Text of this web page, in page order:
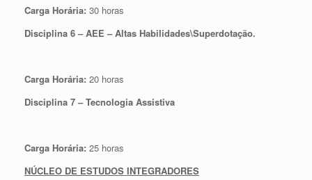
Carga Horária: 30 horas
Disciplina 6 – AEE – Altas Habilidades\Superdotação.
Carga Horária: 20 horas
Disciplina 7 – Tecnologia Assistiva
Carga Horária: 25 horas
NÚCLEO DE ESTUDOS INTEGRADORES